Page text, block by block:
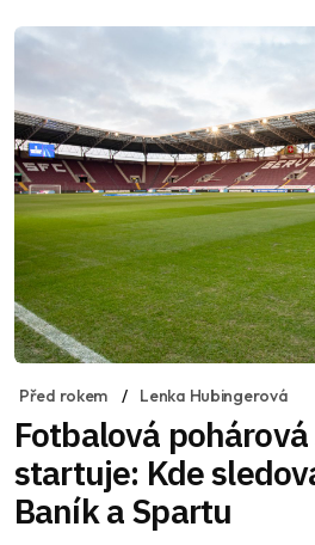
Před rokem Lenka Hubingerová
Fotbalová
startuje: Kde
Baník a Spartu